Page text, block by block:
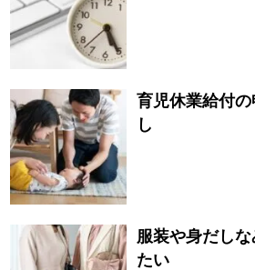
育児休業給付
し
服装や身だし
たい